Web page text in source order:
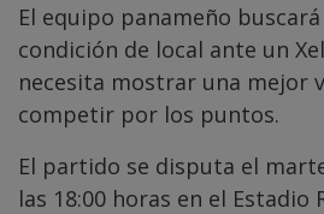
El equipo panameño
condición de local ante un
necesita mostrar una mejor
competir por los puntos.
El partido se disputa el
las 18:00 horas en el Estadio